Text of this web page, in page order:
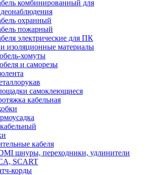
комбинированный для
охранный
пожарный
электрические для ПК
изоляционные материалы
хомуты
и саморезы
самоклеющиеся
кабельная
кабеля
шнуры, переходники, удлинители
SCART
корды